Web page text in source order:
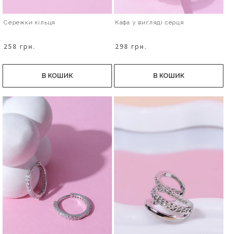
Сережки кільця
258 грн.
В КОШИК
Кафа у вигляді серця
298 грн.
В КОШИК